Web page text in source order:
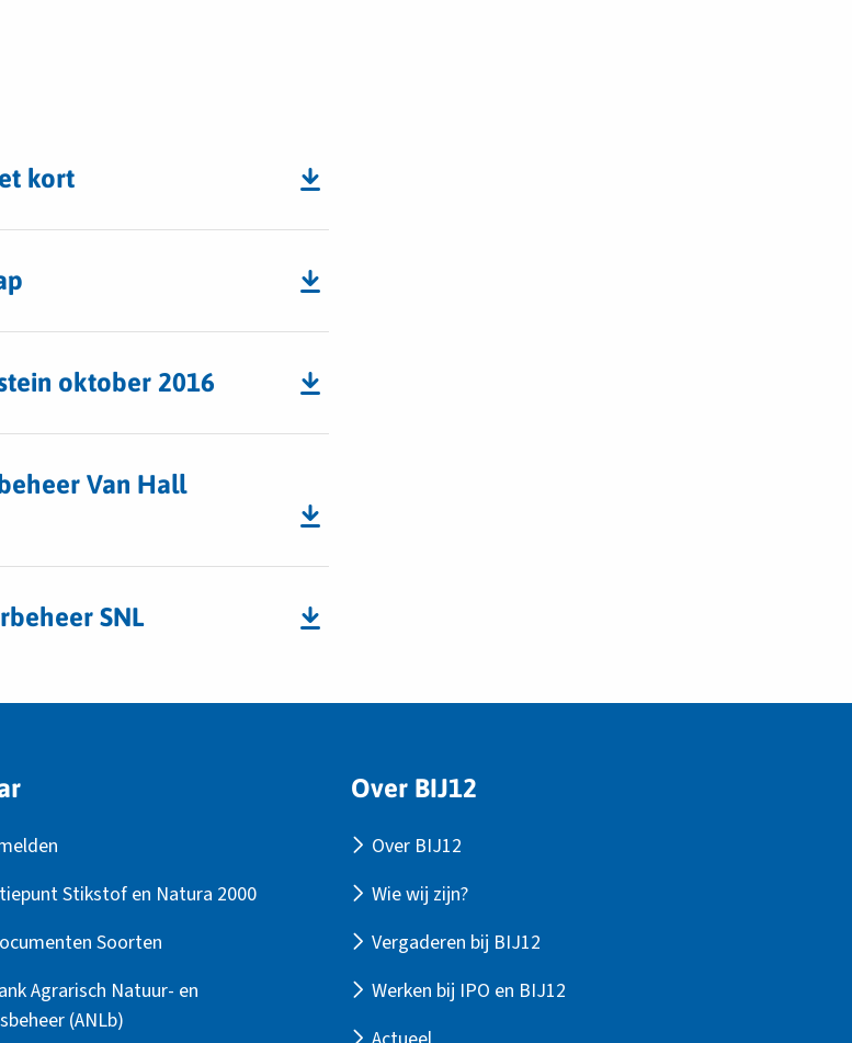
kort
oktober 2016
Van Hall
SNL
Stikstof en Natura 2000
Soorten
Agrarisch Natuur- en
(ANLb)
Over BIJ12
Over BIJ12
Wie wij zijn?
Vergaderen bij BIJ12
Werken bij IPO en BIJ12